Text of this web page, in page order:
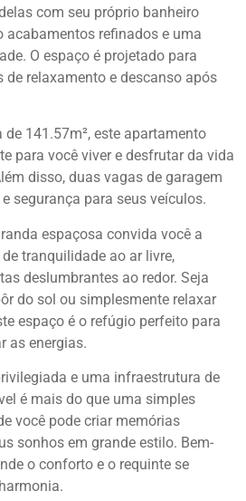
com seu próprio banheiro
acabamentos refinados e uma
O espaço é projetado para
relaxamento e descanso após
141.57m², este apartamento
para você viver e desfrutar da vida
disso, duas vagas de garagem
segurança para seus veículos.
espaçosa convida você a
tranquilidade ao ar livre,
deslumbrantes ao redor. Seja
do sol ou simplesmente relaxar
espaço é o refúgio perfeito para
as energias.
e uma infraestrutura de
é mais do que uma simples
você pode criar memórias
sonhos em grande estilo. Bem-
o conforto e o requinte se